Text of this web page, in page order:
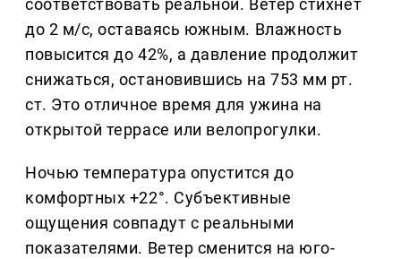
соответствовать реальной. Ветер стихнет
до 2 м/с, оставаясь южным. Влажность
повысится до 42%, а давление продолжит
снижаться, остановившись на 753 мм рт.
ст. Это отличное время для ужина на
открытой террасе или велопрогулки.
Ночью температура опустится до
комфортных +22°. Субъективные
ощущения совпадут с реальными
показателями. Ветер сменится на юго-